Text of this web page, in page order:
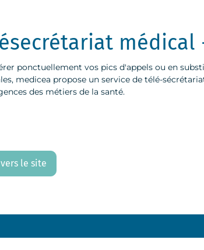
médical
ponctuellement vos pics d'appels ou en
medicea propose un service de télé-
des métiers de la santé.
le site